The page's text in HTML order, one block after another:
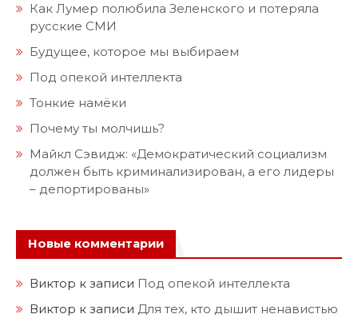
Как Лумер полюбила Зеленского и потеряла
русские СМИ
Будущее, которое мы выбираем
Под опекой интеллекта
Тонкие намёки
Почему ты молчишь?
Майкл Сэвидж: «Демократический социализм
должен быть криминализирован, а его лидеры
– депортированы»
Новые комментарии
Виктор к записи Под опекой интеллекта
Виктор к записи Для тех, кто дышит ненавистью